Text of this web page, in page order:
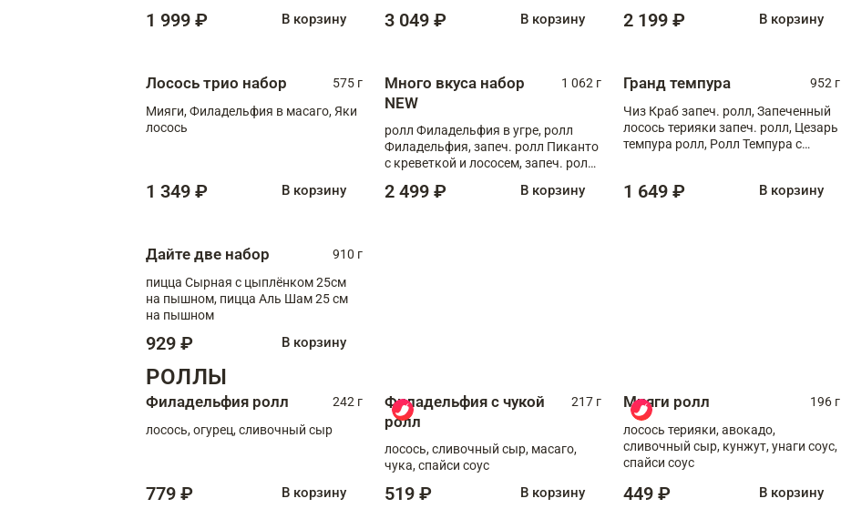
1 999 ₽ В корзину
Тигровая креветка с моцареллой,
3 049 ₽ В корзину 2 199 ₽ В корзину
Лосось трио набор
575 г
Мияги, Филадельфия в масаго, Яки
лосось
1 349 ₽ В корзину
Много вкуса набор
NEW
1 062 г
ролл Филадельфия в угре, ролл
Филадельфия, запеч. ролл Пиканто
с креветкой и лососем, запеч. ролл
2 499 ₽ В корзину
Гранд темпура
952 г
Чиз Краб запеч. ролл, Запеченный
лосось терияки запеч. ролл, Цезарь
темпура ролл, Ролл Темпура с
1 649 ₽ В корзину
Дайте две набор
910 г
пицца Сырная с цыплёнком 25см
на пышном, пицца Аль Шам 25 см
на пышном
929 ₽ В корзину
РОЛЛЫ
Филадельфия ролл
242 г
лосось, огурец, сливочный сыр
779 ₽ В корзину
Филадельфия с чукой
ролл
217 г
лосось, сливочный сыр, масаго,
чука, спайси соус
519 ₽ В корзину
Мияги ролл
196 г
лосось терияки, авокадо,
сливочный сыр, кунжут, унаги соус,
спайси соус
449 ₽ В корзину